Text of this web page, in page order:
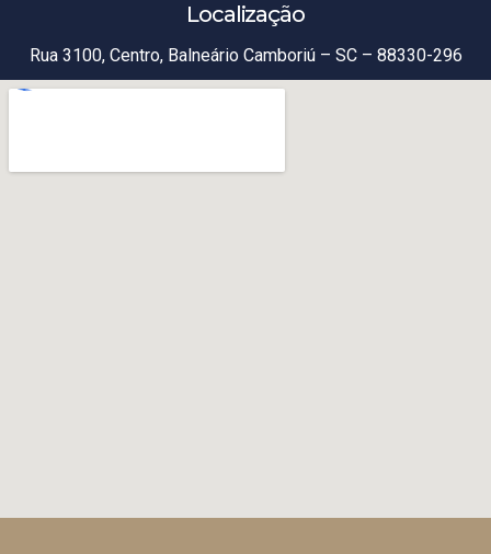
Localização
Rua 3100, Centro, Balneário Camboriú – SC – 88330-296